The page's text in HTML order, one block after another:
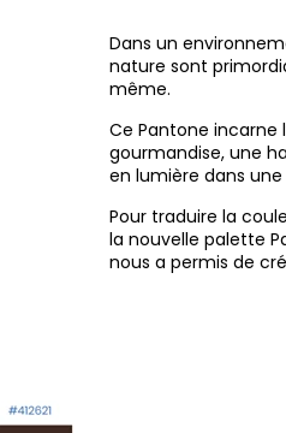
Dans un
nature sont
même.
Ce Pantone incarne
gourmandise, une
en lumière dans
Pour traduire la
la nouvelle palette
nous a permis de